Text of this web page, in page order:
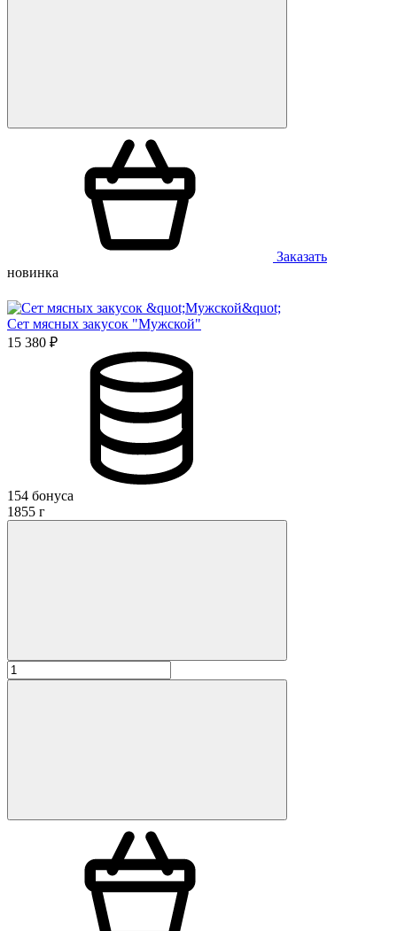
Заказать
новинка
Сет мясных закусок "Мужской"
15 380 ₽
154 бонуса
1855 г